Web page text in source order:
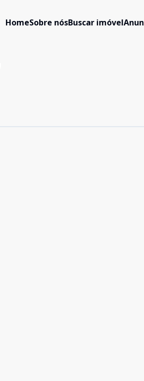
HomeSobre nósBuscar imóvel